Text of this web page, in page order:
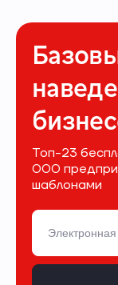
Топ-23
000
шаблонами